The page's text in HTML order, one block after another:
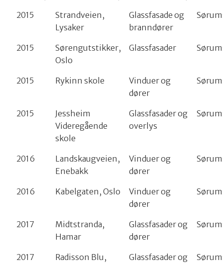
2015
Strandveien,
Lysaker
Glassfasade og
branndører
2015
Sørengutstikker,
Oslo
Glassfasader
2015 Rykinn skole
Vinduer og
dører
2015
Jessheim
Videregående
skole
Glassfasader og
overlys
2016
Landskaugveien,
Enebakk
Vinduer og
dører
2016 Kabelgaten, Oslo
Vinduer og
dører
2017
Midtstranda,
Hamar
Glassfasader og
dører
2017
Radisson Blu,
Glassfasader og